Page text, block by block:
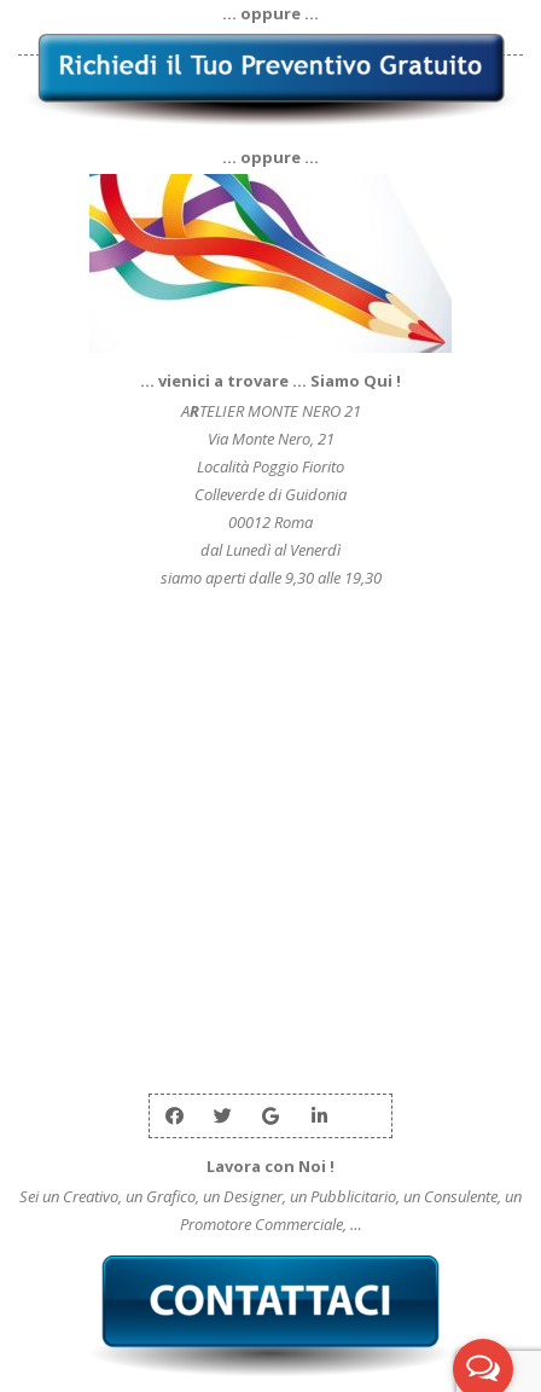
… oppure …
… oppure …
… vienici a trovare … Siamo Qui !
ARTELIER MONTE NERO 21
Via Monte Nero, 21
Località Poggio Fiorito
Colleverde di Guidonia
00012 Roma
dal Lunedì al Venerdì
siamo aperti dalle 9,30 alle 19,30
Lavora con Noi !
Sei un Creativo, un Grafico, un Designer, un Pubblicitario, un Consulente, un
Promotore Commerciale, …